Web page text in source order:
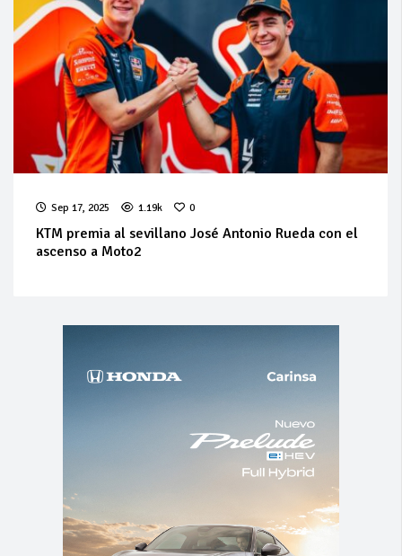
Sep 17, 2025 1.19k 0
KTM premia al sevillano José Antonio Rueda con el
ascenso a Moto2